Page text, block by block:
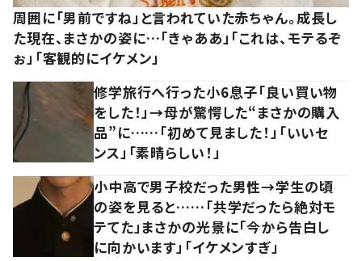
周囲に「男前ですね」と言われていた赤ちゃん。成長し
た現在、まさかの姿に…「きゃああ」「これは、モテるぞ
ぉ」「客観的にイケメン」
修学旅行へ行った小6息子「良い買い物
をした！」→母が驚愕した“まさかの購入
品”に……「初めて見ました！」「いいセ
ンス」「素晴らしい！」
小中高で男子校だった男性→学生の頃
の姿を見ると……「共学だったら絶対モ
テてた」まさかの光景に「今から告白し
に向かいます」「イケメンすぎ」